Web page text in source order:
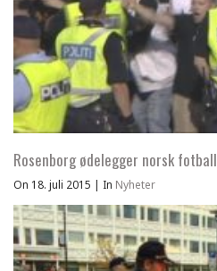
Rosenborg ødelegger norsk fotball
On 18. juli 2015 | In Nyheter